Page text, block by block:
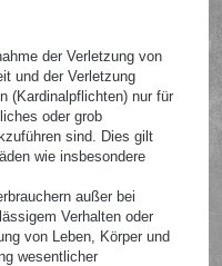
der Verletzung von
und der Verletzung
(Kardinalpflichten) nur für
oder grob
sind. Dies gilt
wie insbesondere
außer bei
Verhalten oder
von Leben, Körper und
wesentlicher